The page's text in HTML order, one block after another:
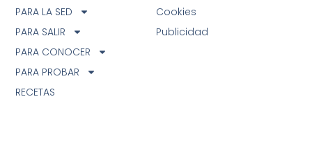
Cookies
Publicidad
PARA LA SED
PARA SALIR
PARA CONOCER
PARA PROBAR
RECETAS